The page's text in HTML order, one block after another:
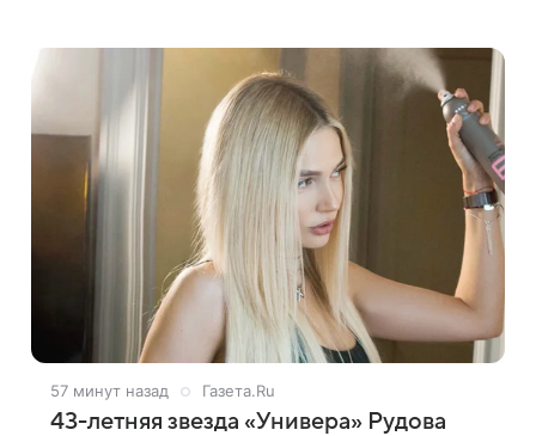
57 минут назад Газета.Ru
43-летняя звезда «Универа» Рудова